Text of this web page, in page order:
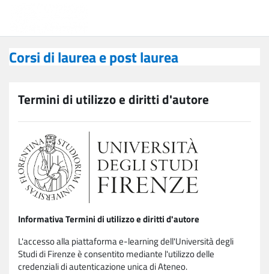
Corsi di laurea e post laurea
Termini di utilizzo e diritti d'autore
Informativa Termini di utilizzo e diritti d'autore
L'accesso alla piattaforma e-learning dell'Università degli
Studi di Firenze è consentito mediante l'utilizzo delle
credenziali di autenticazione unica di Ateneo.